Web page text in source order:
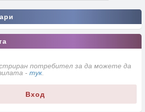
потребител за да можете да
- тук
Вход